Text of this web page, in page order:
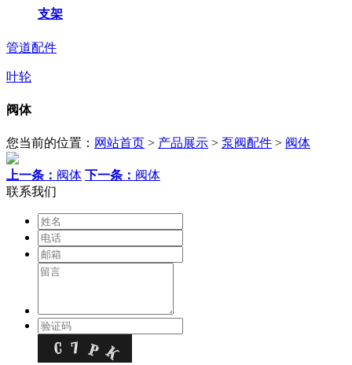
支架
管道配件
叶轮
阀体
您当前的位置： 网站首页 > 产品展示 > 泵阀配件 > 阀体
上一条： 阀体 下一条： 阀体
联系我们